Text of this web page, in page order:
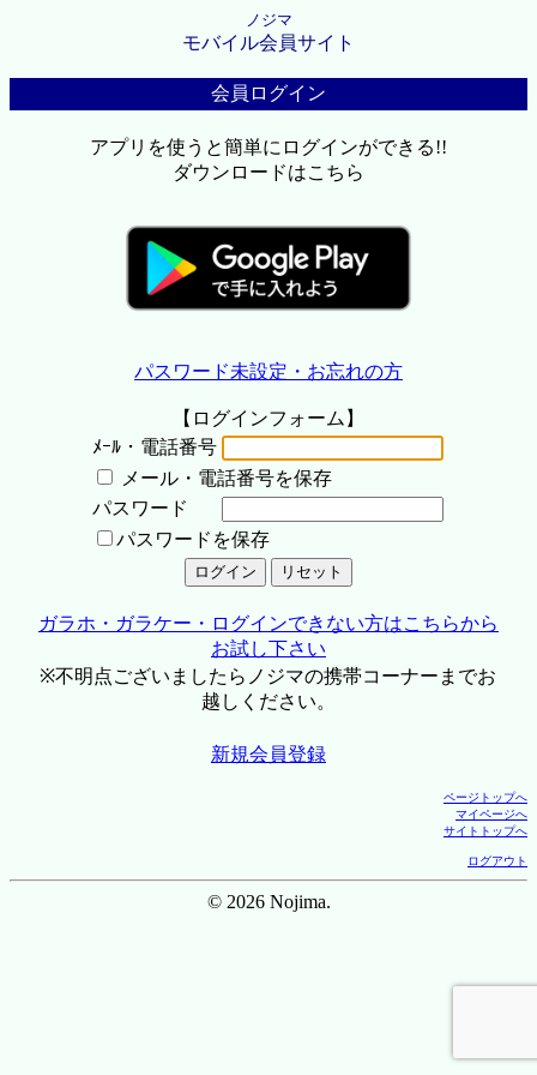
ノジマ
モバイル会員サイト
会員ログイン
アプリを使うと簡単にログインができる!!
ダウンロードはこちら
パスワード未設定・お忘れの方
【ログインフォーム】
ﾒｰﾙ・電話番号
メール・電話番号を保存
パスワード
パスワードを保存
ガラホ・ガラケー・ログインできない方はこちらから
お試し下さい
※不明点ございましたらノジマの携帯コーナーまでお
越しください。
新規会員登録
ページトップへ
マイページへ
サイトトップへ
ログアウト
© 2026 Nojima.